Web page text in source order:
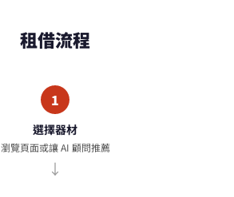
租借流程
1
選擇器材
瀏覽頁面或讓 AI 顧問推薦